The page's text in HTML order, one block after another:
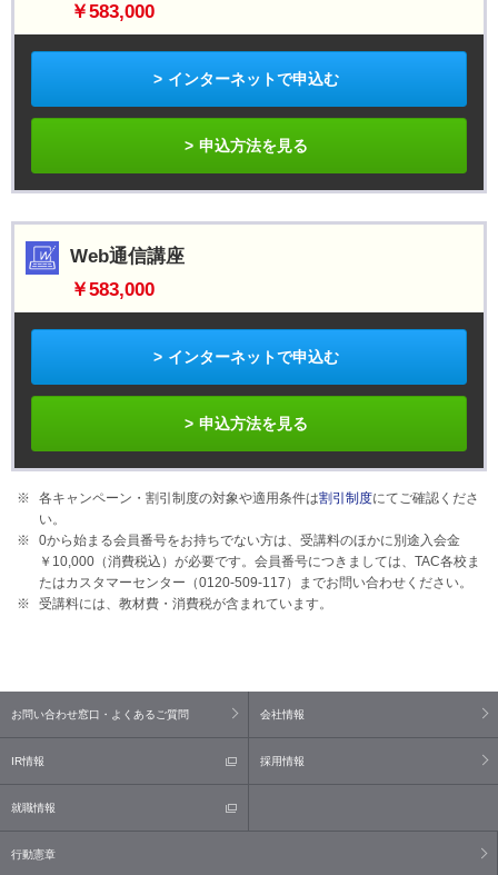
￥583,000
インターネットで申込む
申込方法を見る
Web通信講座
￥583,000
インターネットで申込む
申込方法を見る
各キャンペーン・割引制度の対象や適用条件は割引制度にてご確認くださ
い。
0から始まる会員番号をお持ちでない方は、受講料のほかに別途入会金
￥10,000（消費税込）が必要です。会員番号につきましては、TAC各校ま
たはカスタマーセンター（0120-509-117）までお問い合わせください。
受講料には、教材費・消費税が含まれています。
お問い合わせ窓口・よくあるご質問 会社情報
IR情報 採用情報
就職情報
行動憲章